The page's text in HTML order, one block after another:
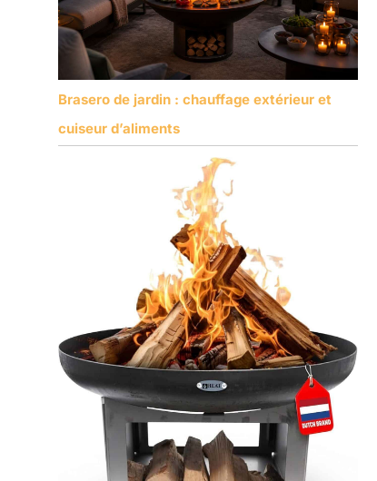
Brasero de jardin : chauffage extérieur et
cuiseur d’aliments